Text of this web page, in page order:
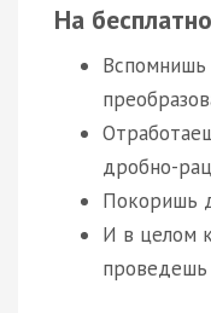
На
Вспомнишь
дробно-
Покоришь
И в целом